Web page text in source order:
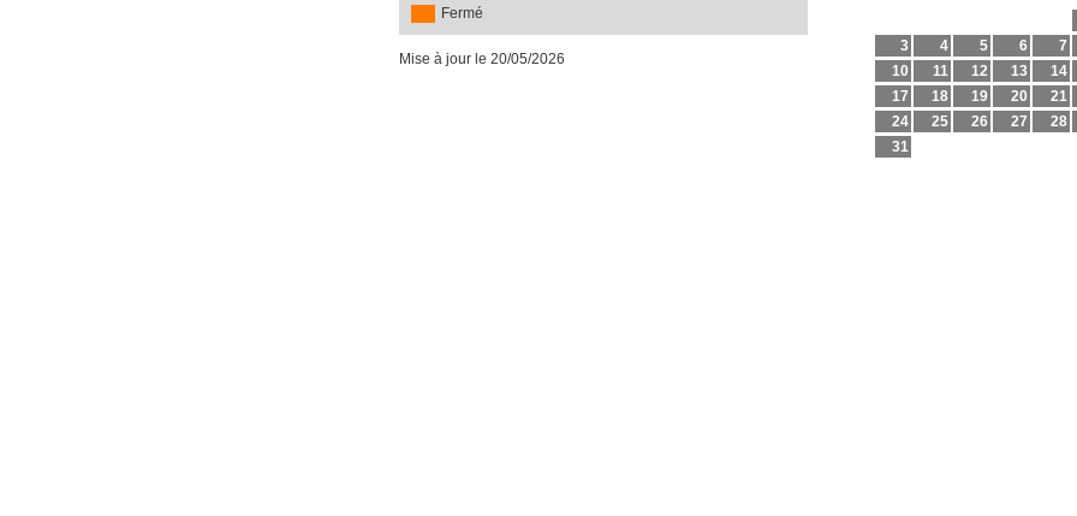
Fermé
3
4 5 6 7
10
11 12 13 14
17
18 19 20 21
24
25 26 27 28
31
Mise à jour le 20/05/2026